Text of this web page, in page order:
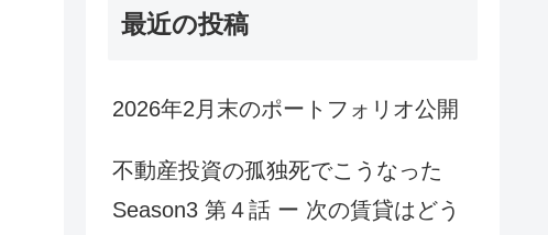
最近の投稿
2026年2月末のポートフォリオ公開
不動産投資の孤独死でこうなった
Season3 第４話 ー 次の賃貸はどう